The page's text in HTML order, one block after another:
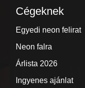
Cégeknek
Egyedi neon felirat
Neon falra
Árlista 2026
Ingyenes ajánlat